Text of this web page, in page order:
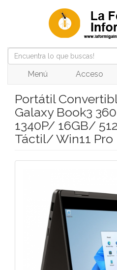
Menú Acceso
Portátil
Galaxy Book3
1340P/ 16GB/
Táctil/ Win11 Pro